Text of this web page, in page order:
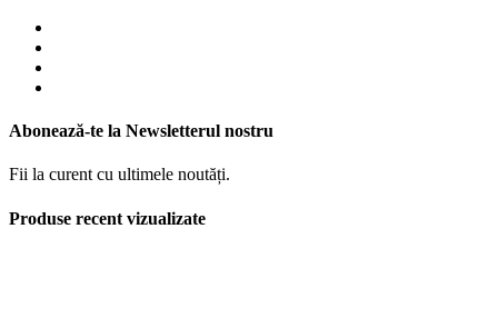
Abonează-te la Newsletterul nostru
Fii la curent cu ultimele noutăți.
Produse recent vizualizate